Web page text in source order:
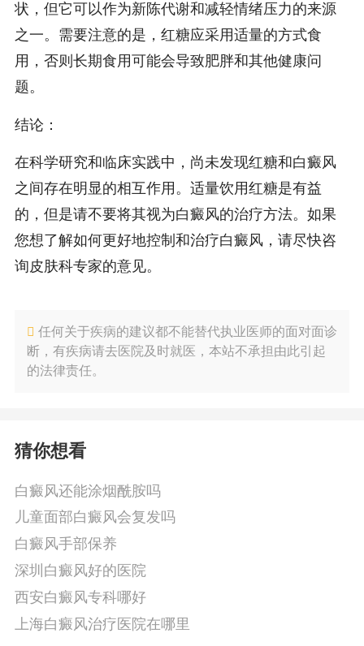
状，但它可以作为新陈代谢和减轻情绪压力的来源
之一。需要注意的是，红糖应采用适量的方式食
用，否则长期食用可能会导致肥胖和其他健康问
题。
结论：
在科学研究和临床实践中，尚未发现红糖和白癜风
之间存在明显的相互作用。适量饮用红糖是有益
的，但是请不要将其视为白癜风的治疗方法。如果
您想了解如何更好地控制和治疗白癜风，请尽快咨
询皮肤科专家的意见。
任何关于疾病的建议都不能替代执业医师的面对面诊
断，有疾病请去医院及时就医，本站不承担由此引起
的法律责任。
猜你想看
白癜风还能涂烟酰胺吗
儿童面部白癜风会复发吗
白癜风手部保养
深圳白癜风好的医院
西安白癜风专科哪好
上海白癜风治疗医院在哪里